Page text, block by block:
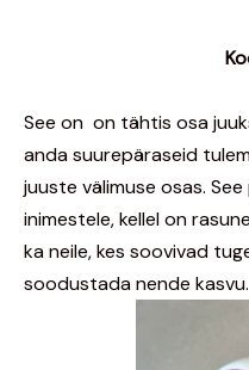
See on on tähtis osa
anda suurepäraseid
juuste välimuse osas.
inimestele, kellel on
ka neile, kes soovivad
soodustada nende kasvu.